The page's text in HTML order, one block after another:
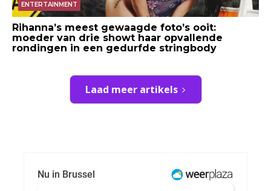
ENTERTAINMENT
Rihanna’s meest gewaagde foto’s ooit:
moeder van drie showt haar opvallende
rondingen in een gedurfde stringbody
Laad meer artikels